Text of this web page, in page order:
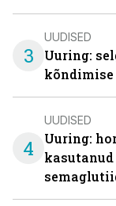
3
UUDISED
Uuring:
4
UUDISED
Uuring: